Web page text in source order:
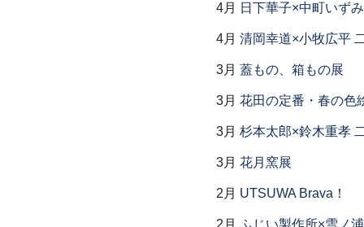
4月 日下華子×中町いず
4月 清岡幸道×小牧広平
3月 蓋もの、箱もの展
3月 花田の定番・春の色
3月 杉本太郎×鈴木重孝
3月 花月窯展
2月 UTSUWA Brava！
2月 ふじい製作所×雪ノ